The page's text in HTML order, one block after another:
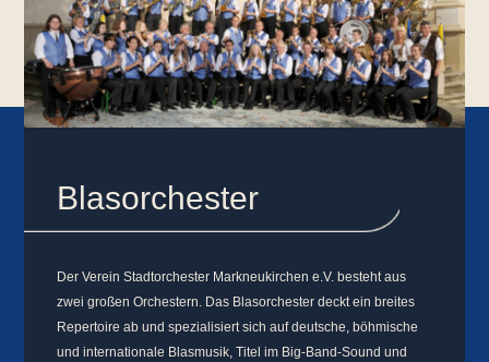
Blasorchester
Der Verein Stadtorchester Markneukirchen e.V. besteht aus
zwei großen Orchestern. Das Blasorchester deckt ein breites
Repertoire ab und spezialisiert sich aufdeutsche, böhmische
und internationale Blasmusik, Titel im Big-Band-Sound und